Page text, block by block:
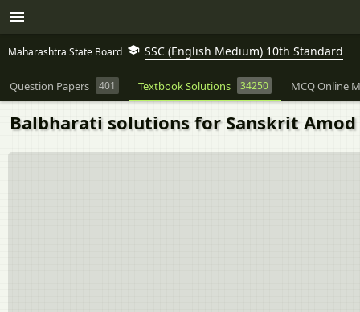
Maharashtra State Board SSC (English Medium) 10th Standard
Question Papers 401 Textbook Solutions 34250 MCQ Online
Balbharati solutions for Sanskrit Amod